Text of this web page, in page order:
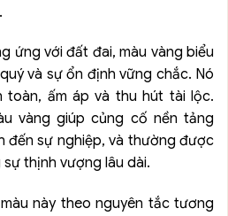
ứng với đất đai, màu vàng biểu
và sự ổn định vững chắc. Nó
toàn, ấm áp và thu hút tài lộc.
vàng giúp củng cố nền tảng
đến sự nghiệp, và thường được
thịnh vượng lâu dài.
này theo nguyên tắc tương